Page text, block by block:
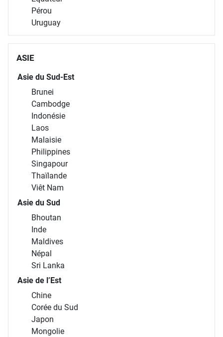
Pérou
Uruguay
ASIE
Asie du Sud-Est
Brunei
Cambodge
Indonésie
Laos
Malaisie
Philippines
Singapour
Thaïlande
Viêt Nam
Asie du Sud
Bhoutan
Inde
Maldives
Népal
Sri Lanka
Asie de l’Est
Chine
Corée du Sud
Japon
Mongolie